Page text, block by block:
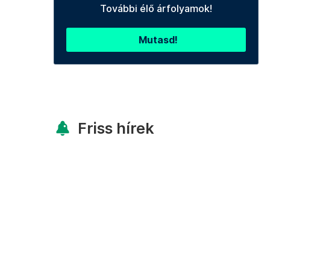
További élő árfolyamok!
Mutasd!
Friss hírek